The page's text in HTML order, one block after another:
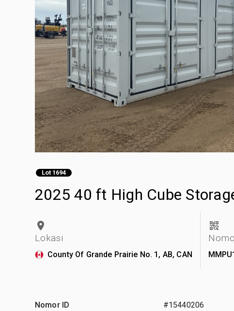
Lot 1694
2025 40 ft High Cube
Lokasi
County Of Grande Prairie No. 1, AB, CAN
Nomor ID #15440206